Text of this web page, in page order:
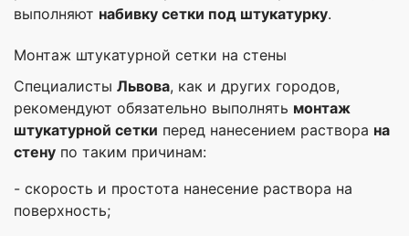
выполняют набивку сетки под штукатурку.
Монтаж штукатурной сетки на стены
Специалисты Львова, как и других городов,
рекомендуют обязательно выполнять монтаж
штукатурной сетки перед нанесением раствора на
стену по таким причинам:
- скорость и простота нанесение раствора на
поверхность;